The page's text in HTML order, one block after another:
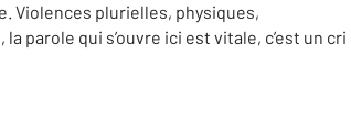
Violences plurielles, physiques,
parole qui s’ouvre ici est vitale, c’est un cri